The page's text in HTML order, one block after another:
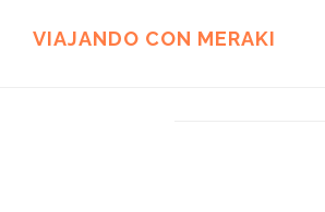
VIAJANDO CON MERAKI